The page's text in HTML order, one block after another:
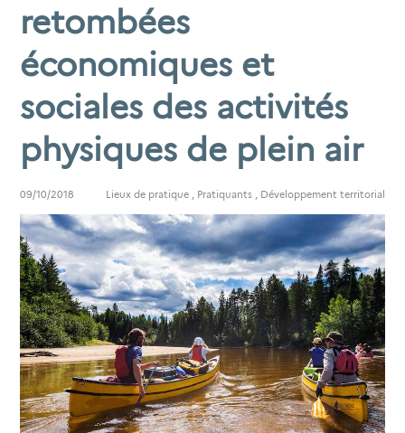
retombées
économiques et
sociales des activités
physiques de plein air
09/10/2018 Lieux de pratique Pratiquants Développement territorial